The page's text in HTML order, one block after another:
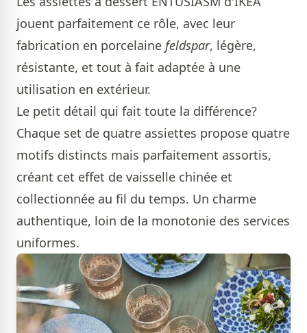
jouent parfaitement ce rôle, avec leur
fabrication en porcelaine feldspar, légère,
résistante, et tout à fait adaptée à une
utilisation en extérieur.
Le petit détail qui fait toute la différence?
Chaque set de quatre assiettes propose quatre
motifs distincts mais parfaitement assortis,
créant cet effet de vaisselle chinée et
collectionnée au fil du temps. Un charme
authentique, loin de la monotonie des services
uniformes.